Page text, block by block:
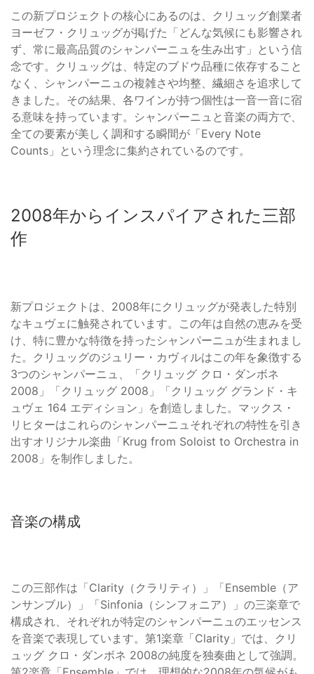
この新プロジェクトの核心にあるのは、クリュッグ創業者
ヨーゼフ・クリュッグが掲げた「どんな気候にも影響され
ず、常に最高品質のシャンパーニュを生み出す」という信
念です。クリュッグは、特定のブドウ品種に依存すること
なく、シャンパーニュの複雑さや均整、繊細さを追求して
きました。その結果、各ワインが持つ個性は一音一音に宿
る意味を持っています。シャンパーニュと音楽の両方で、
全ての要素が美しく調和する瞬間が「Every Note
Counts」という理念に集約されているのです。
2008年からインスパイアされた三部
作
新プロジェクトは、2008年にクリュッグが発表した特別
なキュヴェに触発されています。この年は自然の恵みを受
け、特に豊かな特徴を持ったシャンパーニュが生まれまし
た。クリュッグのジュリー・カヴィルはこの年を象徴する
3つのシャンパーニュ、「クリュッグ クロ・ダンボネ
2008」「クリュッグ 2008」「クリュッグ グランド・キ
ュヴェ 164 エディション」を創造しました。マックス・
リヒターはこれらのシャンパーニュそれぞれの特性を引き
出すオリジナル楽曲「Krug from Soloist to Orchestra in
2008」を制作しました。
音楽の構成
この三部作は「Clarity（クラリティ）」「Ensemble（ア
ンサンブル）」「Sinfonia（シンフォニア）」の三楽章で
構成され、それぞれが特定のシャンパーニュのエッセンス
を音楽で表現しています。第1楽章「Clarity」では、クリ
ュッグ クロ・ダンボネ 2008の純度を独奏曲として強調。